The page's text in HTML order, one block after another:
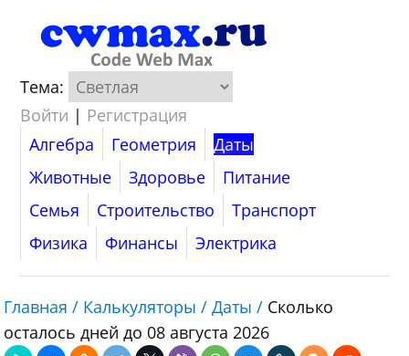
Тема:
Войти | Регистрация
Алгебра
Геометрия
Даты
Животные
Здоровье
Питание
Семья
Строительство
Транспорт
Физика
Финансы Электрика
Главная / Калькуляторы /Даты / Сколько
осталось дней до 08 августа 2026